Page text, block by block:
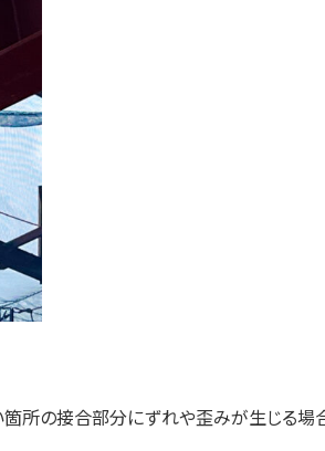
箇所の接合部分にずれや歪みが生じる場